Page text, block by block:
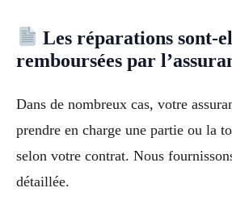
Les réparations sont-
remboursées par
Dans de nombreux cas, votre
prendre en charge une partie ou la
selon votre contrat. Nous
détaillée.